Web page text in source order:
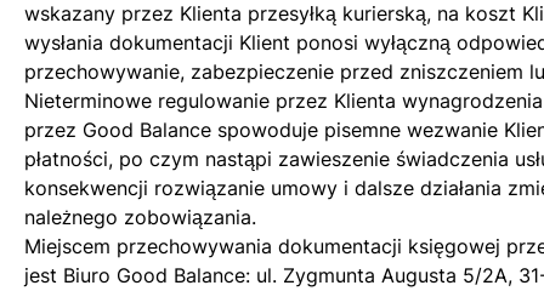
wskazany przez Klienta przesyłką kurierską, na koszt
wysłania dokumentacji Klient ponosi wyłączną
przechowywanie, zabezpieczenie przed zniszczeniem
Nieterminowe regulowanie przez Klienta
przez Good Balance spowoduje pisemne wezwanie
płatności, po czym nastąpi zawieszenie świadczenia
konsekwencji rozwiązanie umowy i dalsze działania
należnego zobowiązania.
Miejscem przechowywania dokumentacji księgowej
jest Biuro Good Balance: ul. Zygmunta Augusta 5/2A,